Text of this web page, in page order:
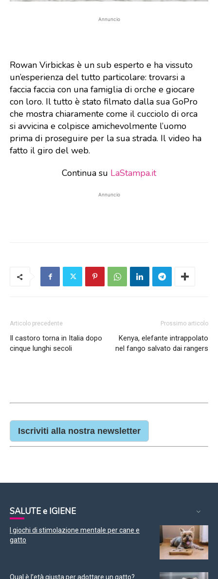
Annuncio
Rowan Virbickas è un sub esperto e ha vissuto
un’esperienza del tutto particolare: trovarsi a
faccia faccia con una famiglia di orche e giocare
con loro. Il tutto è stato filmato dalla sua GoPro
che mostra chiaramente come il cucciolo di orca
si avvicina e colpisce amichevolmente l’uomo
prima di proseguire per la sua strada. Il video ha
fatto il giro del web.
Continua su LaStampa.it
Annuncio
Articolo precedente
Il castoro torna in Italia dopo
cinque lunghi secoli
Prossimo articolo
Kenya, elefante intrappolato
nel fango salvato dai rangers
Iscriviti alla nostra newsletter
SALUTE e IGIENE
I giochi di stimolazione mentale per cane e
gatto
Qual è l’età giusta per adottare un gatto?